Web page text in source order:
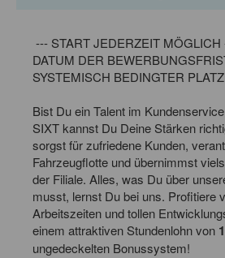
--- START JEDERZEIT MÖGLICH
DATUM DER
SYSTEMISCH BEDINGTER
Bist Du ein Talent im
SIXT kannst Du Deine Stärken
sorgst für zufriedene Kunden,
Fahrzeugflotte und übernimmst
der Filiale. Alles, was Du über
musst, lernst Du bei uns. Profitiere
Arbeitszeiten und tollen
einem attraktiven Stundenlohn von
ungedeckelten Bonussystem!